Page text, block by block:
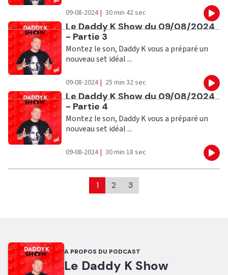
09-08-2024 | 30 min 42 sec
Ecouter
Le Daddy K Show du 09/08/2024
- Partie 3
Montez le son, Daddy K vous a préparé un
nouveau set idéal ...
09-08-2024 | 25 min 32 sec
Ecouter
Le Daddy K Show du 09/08/2024
- Partie 4
Montez le son, Daddy K vous a préparé un
nouveau set idéal ...
09-08-2024 | 30 min 18 sec
1 2 3
A PROPOS DU PODCAST
Le Daddy K Show